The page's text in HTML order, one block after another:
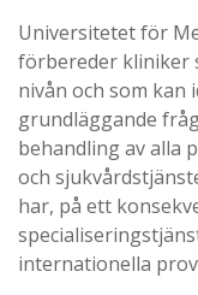
Universitetet för
förbereder kliniker
nivån och som kan
grundläggande
behandling av alla
och
har, på ett
internationella